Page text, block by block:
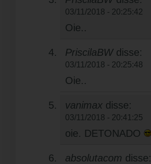
03/11/2018 - 20:25:42
Oie..
PriscilaBW disse:
03/11/2018 - 20:25:48
Oie..
vanimax disse:
03/11/2018 - 20:41:25
oie. DETONADO
absolutacom disse: